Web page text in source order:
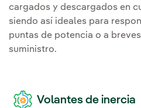
cargados y descargados en
siendo así ideales para
puntas de potencia o a
suministro.
Volantes de inercia